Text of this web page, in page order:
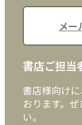
メー
書店ご担当
書店様向け
おります。
い。